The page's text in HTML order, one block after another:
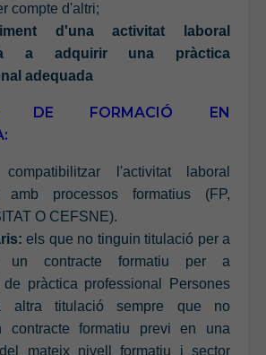
compte d'altri;
d'una activitat laboral
a adquirir una pràctica
adequada
DE FORMACIÓ EN
compatibilitzar l'activitat laboral
amb processos formatius (FP,
O CEFSNE).
els que no tinguin titulació per a
un contracte formatiu per a
de pràctica professional Persones
altra titulació sempre que no
contracte formatiu previ en una
mateix nivell formatiu i sector